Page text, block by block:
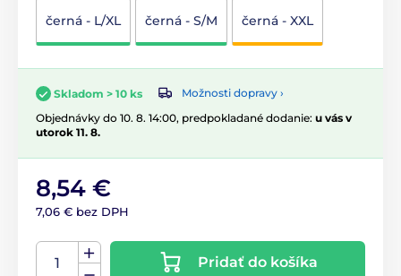
černá - L/XL černá - S/M černá - XXL
Skladom > 10 ks
Možnosti dopravy ›
Objednávky do 10. 8. 14:00, predpokladané dodanie: u vás v
utorok 11. 8.
8,54 €
7,06 € bez DPH
Pridať do košíka